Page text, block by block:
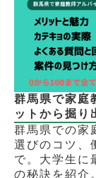
群馬県で家庭
ットから掘り
群馬県での家
選びのコツ、
で。大学生に
の秘訣を紹介